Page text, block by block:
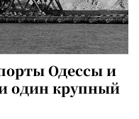
Одессы и
один крупный